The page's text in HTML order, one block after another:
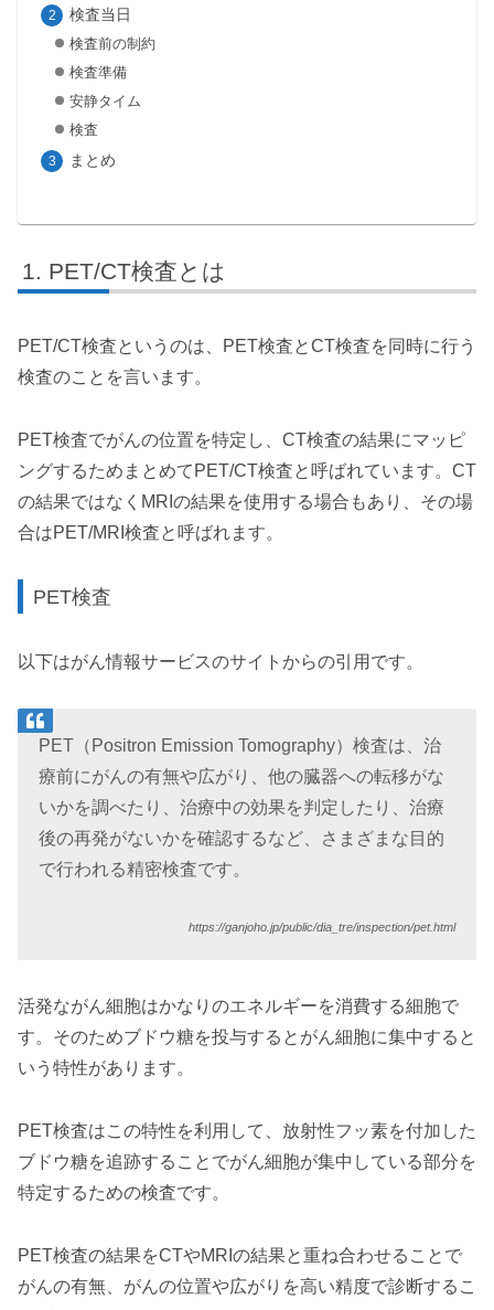
検査当日
検査前の制約
検査準備
安静タイム
検査
まとめ
PET/CT検査とは
PET/CT検査というのは、PET検査とCT検査を同時に行う
検査のことを言います。
PET検査でがんの位置を特定し、CT検査の結果にマッピ
ングするためまとめてPET/CT検査と呼ばれています。CT
の結果ではなくMRIの結果を使用する場合もあり、その場
合はPET/MRI検査と呼ばれます。
PET検査
以下はがん情報サービスのサイトからの引用です。
PET（Positron Emission Tomography）検査は、治
療前にがんの有無や広がり、他の臓器への転移がな
いかを調べたり、治療中の効果を判定したり、治療
後の再発がないかを確認するなど、さまざまな目的
で行われる精密検査です。
https://ganjoho.jp/public/dia_tre/inspection/pet.html
活発ながん細胞はかなりのエネルギーを消費する細胞で
す。そのためブドウ糖を投与するとがん細胞に集中すると
いう特性があります。
PET検査はこの特性を利用して、放射性フッ素を付加した
ブドウ糖を追跡することでがん細胞が集中している部分を
特定するための検査です。
PET検査の結果をCTやMRIの結果と重ね合わせることで
がんの有無、がんの位置や広がりを高い精度で診断するこ